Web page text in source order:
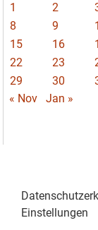
1 2
8
9
15
16
22
23
29
30
« Nov
Jan »
Einstellungen